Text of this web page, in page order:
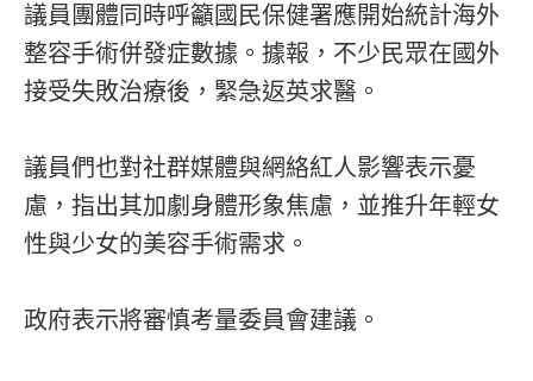
議員團體同時呼籲國民保健署應開始統計海外
整容手術併發症數據。據報，不少民眾在國外
接受失敗治療後，緊急返英求醫。
議員們也對社群媒體與網絡紅人影響表示憂
慮，指出其加劇身體形象焦慮，並推升年輕女
性與少女的美容手術需求。
政府表示將審慎考量委員會建議。